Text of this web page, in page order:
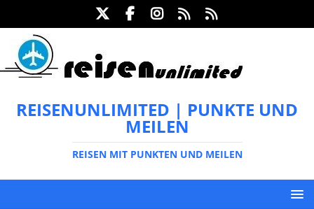
REISENUNLIMITED | PUNKTE UND
MEILEN
REISEN MIT PUNKTEN UND MEILEN